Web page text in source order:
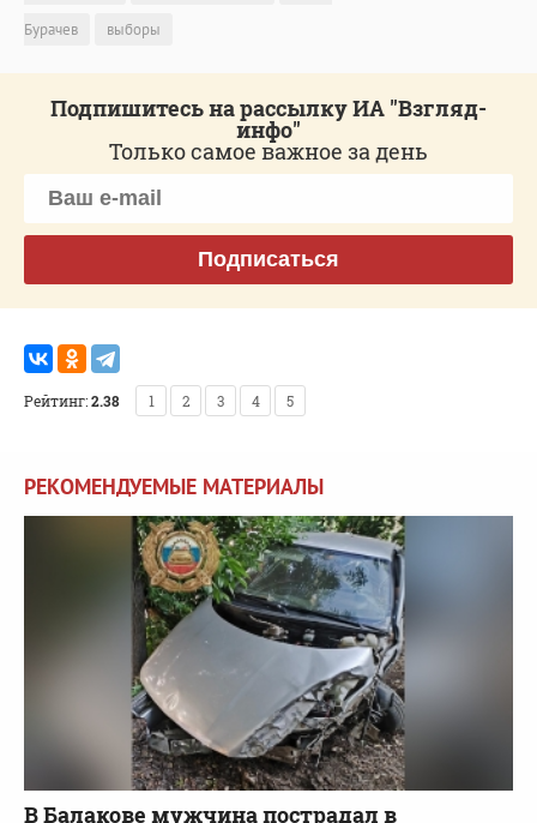
Бурачев
выборы
Подпишитесь на рассылку ИА "Взгляд-
инфо"
Только самое важное за день
Подписаться
Рейтинг:2.38 1 2 3 4 5
РЕКОМЕНДУЕМЫЕ МАТЕРИАЛЫ
В Балакове мужчина пострадал в